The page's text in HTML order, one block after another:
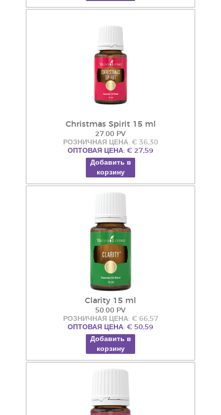
Christmas Spirit 15 ml
27.00 PV
РОЗНИЧНАЯ ЦЕНА: € 36,30
ОПТОВАЯ ЦЕНА: € 27,59
Добавить в
корзину
Clarity 15 ml
50.00 PV
РОЗНИЧНАЯ ЦЕНА: € 66,57
ОПТОВАЯ ЦЕНА: € 50,59
Добавить в
корзину